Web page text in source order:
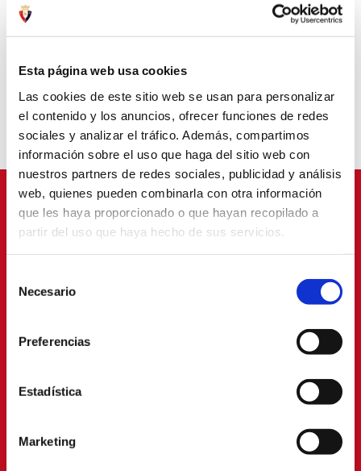
Esta página web usa cookies
Las cookies de este sitio web se usan para personalizar
el contenido y los anuncios, ofrecer funciones de redes
sociales y analizar el tráfico. Además, compartimos
información sobre el uso que haga del sitio web con
nuestros partners de redes sociales, publicidad y análisis
web, quienes pueden combinarla con otra información
que les haya proporcionado o que hayan recopilado a
partir del uso que haya hecho de sus servicios.
Necesario
Preferencias
Estadística
Marketing
temporadas en categoría nacional. En la 2022/23, jugó en el
Atlético, equipo en el que permaneció dos campañas y
A sus 22 años, su incorporación refuerza el frente ofensivo de
Osasuna Femenino, sumando desequilibrio por banda y
profundidad al ataque rojillo.